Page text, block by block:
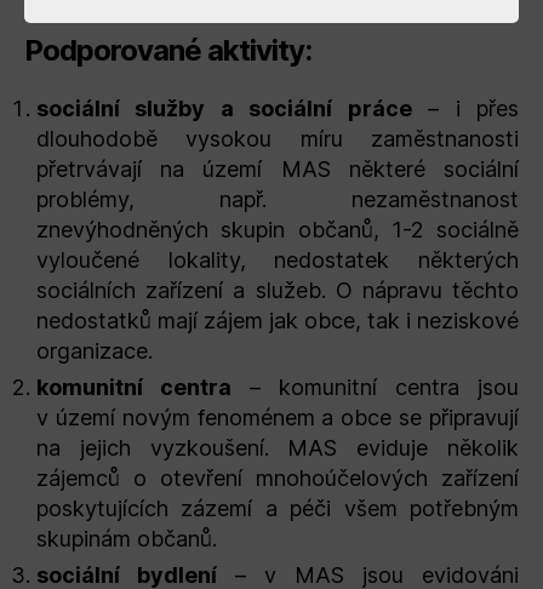
Podporované aktivity:
sociální služby a sociální práce– i přes
dlouhodobě vysokou míru zaměstnanosti
přetrvávají na území MAS některé sociální
problémy, např. nezaměstnanost
znevýhodněných skupin občanů, 1-2 sociálně
vyloučené lokality, nedostatek některých
sociálních zařízení a služeb. O nápravu těchto
nedostatků mají zájem jak obce, tak i neziskové
organizace.
komunitní centra – komunitní centra jsou
v území novým fenoménem a obce se připravují
na jejich vyzkoušení. MAS eviduje několik
zájemců o otevření mnohoúčelových zařízení
poskytujících zázemí a péči všem potřebným
skupinám občanů.
sociální bydlení – v MAS jsou evidováni